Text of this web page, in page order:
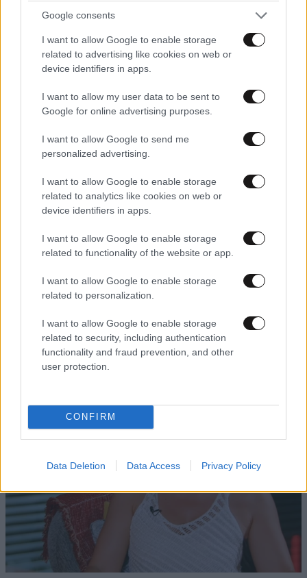
Google consents
I want to allow Google to enable storage
related to advertising like cookies on web or
device identifiers in apps.
I want to allow my user data to be sent to
Google for online advertising purposes.
I want to allow Google to send me
personalized advertising.
I want to allow Google to enable storage
related to analytics like cookies on web or
device identifiers in apps.
I want to allow Google to enable storage
related to functionality of the website or app.
I want to allow Google to enable storage
related to personalization.
I want to allow Google to enable storage
related to security, including authentication
functionality and fraud prevention, and other
user protection.
CONFIRM
Data Deletion Data Access Privacy Policy
ΕΛΛΑΔΑ05·08·2026 21:24
«Κάηκε το σπίτι μας στην Ελλάδα λίγο πριν
από τη Βρετανία που είδε το όνειρο ζωής να
γίνεται στάχτη